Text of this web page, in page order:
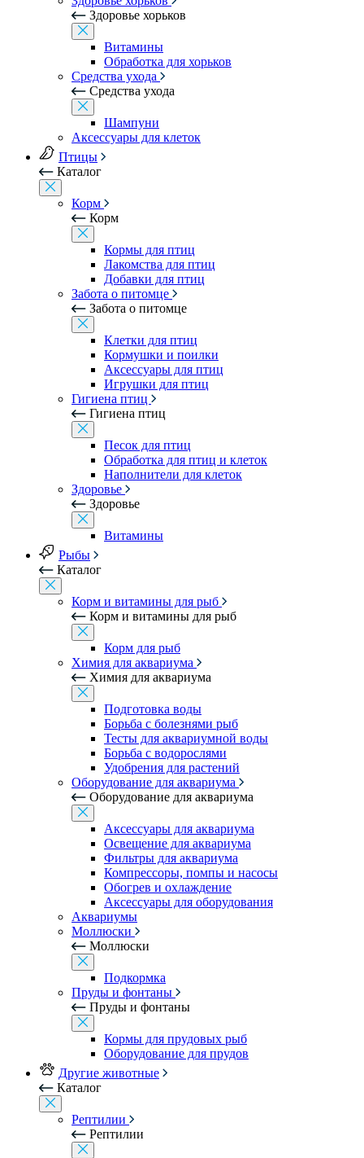
Здоровье хорьков
Витамины
Обработка для хорьков
Средства ухода
Средства ухода
Шампуни
Аксессуары для клеток
Птицы
Каталог
Корм
Корм
Кормы для птиц
Лакомства для птиц
Добавки для птиц
Забота о питомце
Забота о питомце
Клетки для птиц
Кормушки и поилки
Аксессуары для птиц
Игрушки для птиц
Гигиена птиц
Гигиена птиц
Песок для птиц
Обработка для птиц и клеток
Наполнители для клеток
Здоровье
Здоровье
Витамины
Рыбы
Каталог
Корм и витамины для рыб
Корм и витамины для рыб
Корм для рыб
Химия для аквариума
Химия для аквариума
Подготовка воды
Борьба с болезнями рыб
Тесты для аквариумной воды
Борьба с водорослями
Удобрения для растений
Оборудование для аквариума
Оборудование для аквариума
Аксессуары для аквариума
Освещение для аквариума
Фильтры для аквариума
Компрессоры, помпы и насосы
Обогрев и охлаждение
Аксессуары для оборудования
Аквариумы
Моллюски
Моллюски
Подкормка
Пруды и фонтаны
Пруды и фонтаны
Кормы для прудовых рыб
Оборудование для прудов
Другие животные
Каталог
Рептилии
Рептилии